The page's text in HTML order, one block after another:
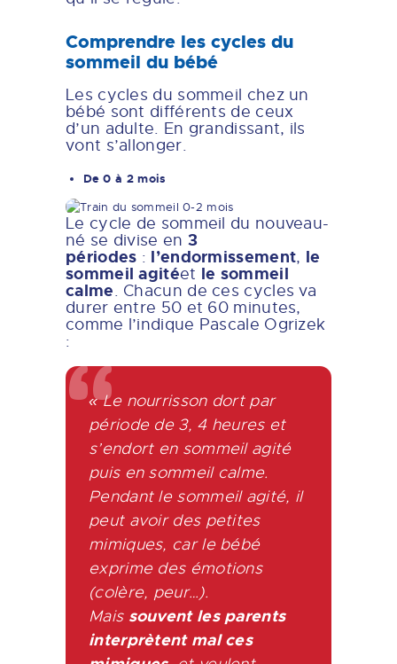
Comprendre les cycles du
sommeil du bébé
Les cycles du sommeil chez un
bébé sont différents de ceux
d’un adulte. En grandissant, ils
vont s’allonger.
De 0 à 2 mois
Le cycle de sommeil du nouveau-
né se divise en 3
périodes : l’endormissement, le
sommeil agitéet le sommeil
calme. Chacun de ces cycles va
durer entre 50 et 60 minutes,
comme l’indique Pascale Ogrizek
:
« Le nourrisson dort par
période de 3, 4 heures et
s’endort en sommeil agité
puis en sommeil calme.
Pendant le sommeil agité, il
peut avoir des petites
mimiques, car le bébé
exprime des émotions
(colère, peur…).
Mais souvent les parents
interprètent mal ces